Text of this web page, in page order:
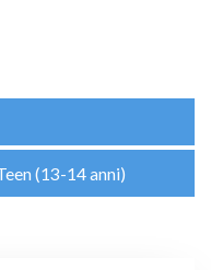
(13-14 anni)